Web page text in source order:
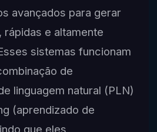
avançados para gerar
e altamente
sistemas funcionam
de
linguagem natural (PLN)
(aprendizado de
que eles